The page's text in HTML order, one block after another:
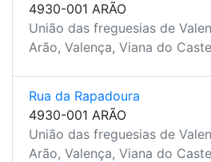
4930-001 ARÃO
União das freguesias de
Arão, Valença, Viana do
Rua da Rapadoura
4930-001 ARÃO
União das freguesias de
Arão, Valença, Viana do